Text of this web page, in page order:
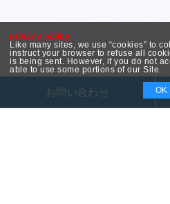
privacy policy
Like many sites, we use “cookies” to
instruct your browser to refuse all
is being sent. However, if you do not
able to use some portions of our Site.
OK
お問い合わせ